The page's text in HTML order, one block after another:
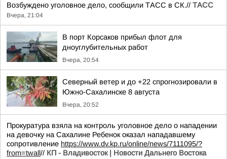
Возбуждено уголовное дело, сообщили ТАСС в СК.// ТАСС
Вчера, 21:04
В порт Корсаков прибыл флот для
дноуглубительных работ
Вчера, 20:54
Северный ветер и до +22 спрогнозировали в
Южно-Сахалинске 8 августа
Вчера, 20:52
Прокуратура взяла на контроль уголовное дело о нападении
на девочку на Сахалине Ребенок оказал нападавшему
сопротивление https://www.dv.kp.ru/online/news/7111095/?
from=twall// КП - Владивосток | Новости Дальнего Востока